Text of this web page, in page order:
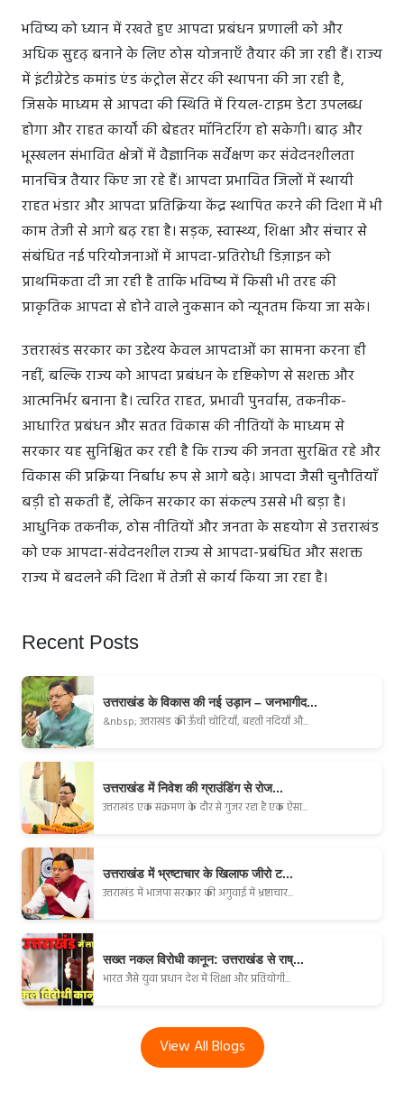
भविष्य को ध्यान में रखते हुए आपदा प्रबंधन प्रणाली को और
अधिक सुदृढ़ बनाने के लिए ठोस योजनाएँ तैयार की जा रही हैं। राज्य
में इंटीग्रेटेड कमांड एंड कंट्रोल सेंटर की स्थापना की जा रही है,
जिसके माध्यम से आपदा की स्थिति में रियल-टाइम डेटा उपलब्ध
होगा और राहत कार्यों की बेहतर मॉनिटरिंग हो सकेगी। बाढ़ और
भूस्खलन संभावित क्षेत्रों में वैज्ञानिक सर्वेक्षण कर संवेदनशीलता
मानचित्र तैयार किए जा रहे हैं। आपदा प्रभावित जिलों में स्थायी
राहत भंडार और आपदा प्रतिक्रिया केंद्र स्थापित करने की दिशा में भी
काम तेजी से आगे बढ़ रहा है। सड़क, स्वास्थ्य, शिक्षा और संचार से
संबंधित नई परियोजनाओं में आपदा-प्रतिरोधी डिज़ाइन को
प्राथमिकता दी जा रही है ताकि भविष्य में किसी भी तरह की
प्राकृतिक आपदा से होने वाले नुकसान को न्यूनतम किया जा सके।
उत्तराखंड सरकार का उद्देश्य केवल आपदाओं का सामना करना ही
नहीं, बल्कि राज्य को आपदा प्रबंधन के दृष्टिकोण से सशक्त और
आत्मनिर्भर बनाना है। त्वरित राहत, प्रभावी पुनर्वास, तकनीक-
आधारित प्रबंधन और सतत विकास की नीतियों के माध्यम से
सरकार यह सुनिश्चित कर रही है कि राज्य की जनता सुरक्षित रहे और
विकास की प्रक्रिया निर्बाध रूप से आगे बढ़े। आपदा जैसी चुनौतियाँ
बड़ी हो सकती हैं, लेकिन सरकार का संकल्प उससे भी बड़ा है।
आधुनिक तकनीक, ठोस नीतियों और जनता के सहयोग से उत्तराखंड
को एक आपदा-संवेदनशील राज्य से आपदा-प्रबंधित और सशक्त
राज्य में बदलने की दिशा में तेजी से कार्य किया जा रहा है।
Recent Posts
उत्तराखंड के विकास की नई उड़ान – जनभागीद...
&nbsp; उत्तराखंड की ऊँची चोटियाँ, बहती नदियाँ औ...
उत्तराखंड में निवेश की ग्राउंडिंग से रोज...
उत्तराखंड एक संक्रमण के दौर से गुजर रहा है एक ऐसा...
उत्तराखंड में भ्रष्टाचार के खिलाफ जीरो ट...
उत्तराखंड में भाजपा सरकार की अगुवाई में भ्रष्टाचार...
सख्त नकल विरोधी कानून: उत्तराखंड से राष्...
भारत जैसे युवा प्रधान देश में शिक्षा और प्रतियोगी...
View All Blogs